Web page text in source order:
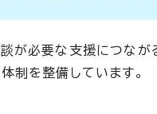
が必要な支援につなが
制を整備しています。